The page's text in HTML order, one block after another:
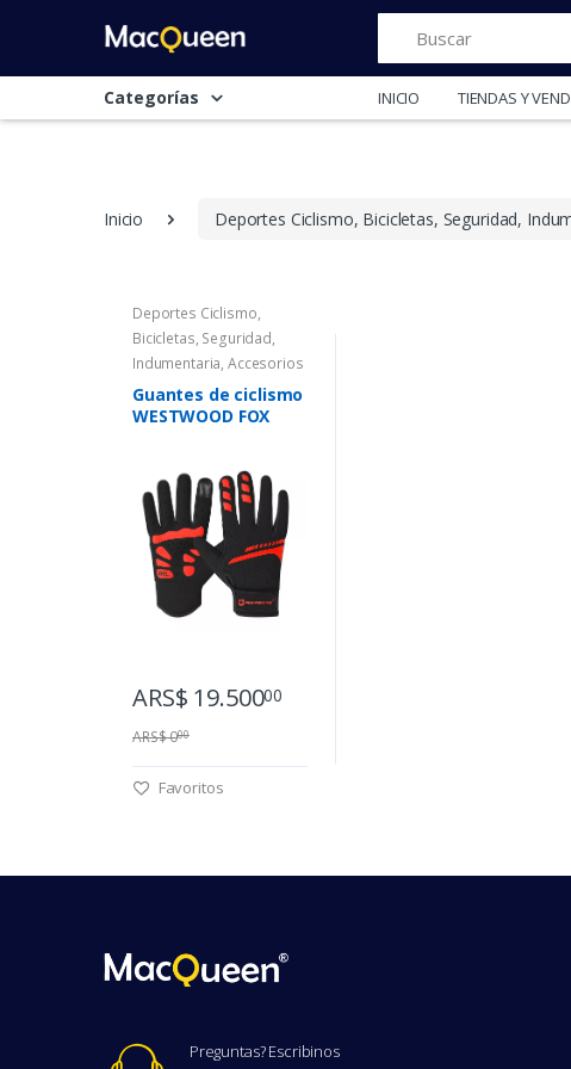
Categorías INICIO TIENDAS Y
Inicio Deportes Ciclismo, Bicicletas, Seguridad,
Deportes Ciclismo,
Bicicletas, Seguridad,
Indumentaria, Accesorios
Guantes de ciclismo
WESTWOOD FOX
ARS$ 19.50000
ARS$ 000
Favoritos
Preguntas? Escribinos